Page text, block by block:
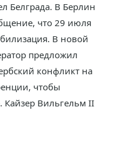
Белграда. В Берлин
что 29 июля
В новой
предложил
конфликт на
чтобы
Кайзер Вильгельм II